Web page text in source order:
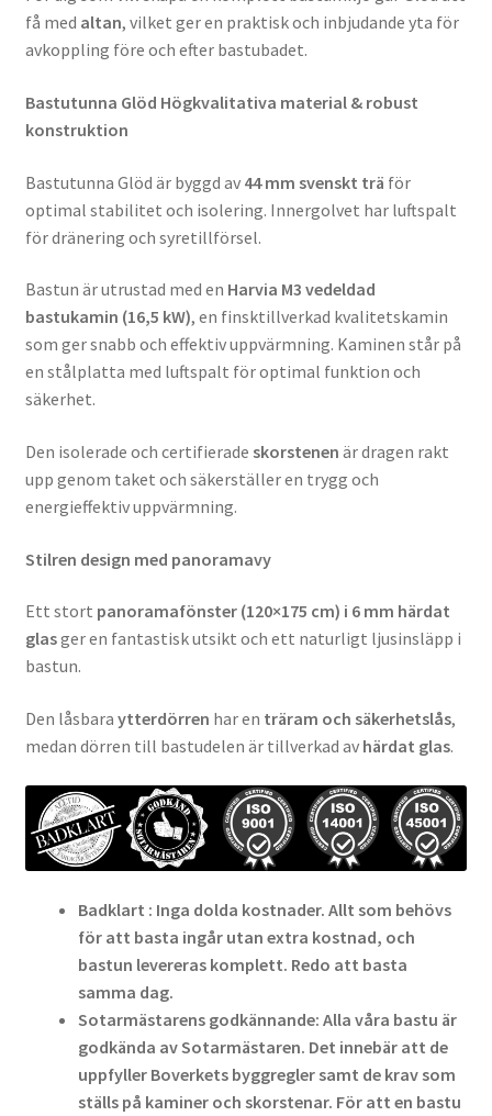
få med altan, vilket ger en praktisk och inbjudande yta för
avkoppling före och efter bastubadet.
Bastutunna Glöd Högkvalitativa material & robust
konstruktion
Bastutunna Glöd är byggd av 44 mm svenskt trä för
optimal stabilitet och isolering. Innergolvet har luftspalt
för dränering och syretillförsel.
Bastun är utrustad med en Harvia M3 vedeldad
bastukamin (16,5 kW), en finsktillverkad kvalitetskamin
som ger snabb och effektiv uppvärmning. Kaminen står på
en stålplatta med luftspalt för optimal funktion och
säkerhet.
Den isolerade och certifierade skorstenen är dragen rakt
upp genom taket och säkerställer en trygg och
energieffektiv uppvärmning.
Stilren design med panoramavy
Ett stort panoramafönster (120×175 cm) i 6 mm härdat
glasger en fantastisk utsikt och ett naturligt ljusinsläpp i
bastun.
Den låsbara ytterdörren har en träram och säkerhetslås,
medan dörren till bastudelen är tillverkad avhärdat glas.
Badklart : Inga dolda kostnader. Allt som behövs
för att basta ingår utan extra kostnad, och
bastun levereras komplett. Redo att basta
samma dag.
Sotarmästarens godkännande: Alla våra bastu är
godkända av Sotarmästaren. Det innebär att de
uppfyller Boverkets byggregler samt de krav som
ställs på kaminer och skorstenar. För att en bastu